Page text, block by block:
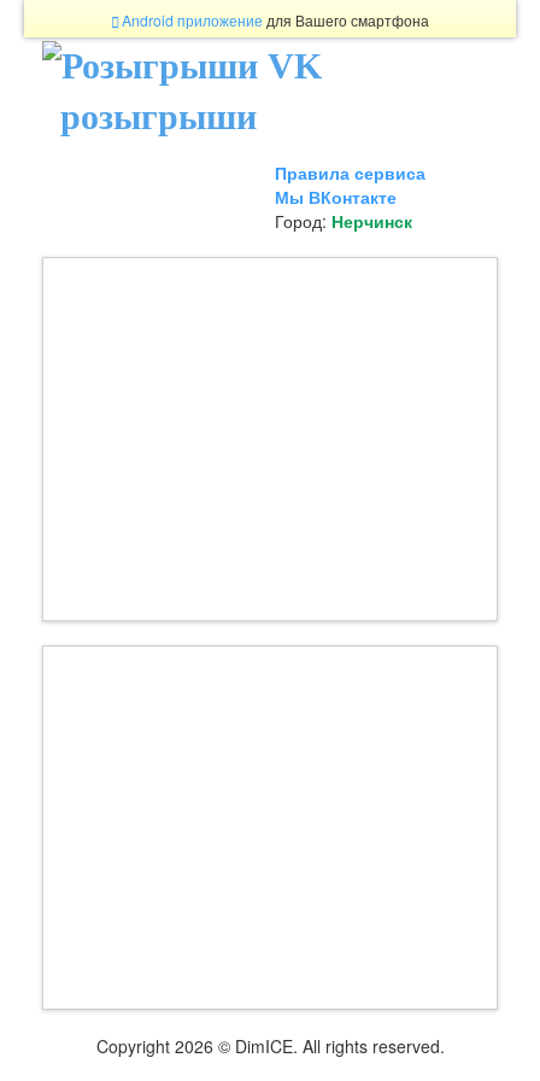
Android приложение для Вашего смартфона
розыгрыши
Правила сервиса
Мы ВКонтакте
Город: Нерчинск
Copyright 2026 © DimICE. All rights reserved.